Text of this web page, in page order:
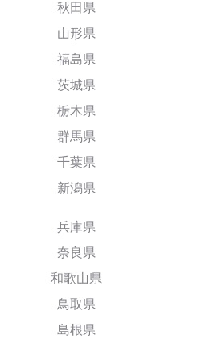
秋田県
山形県
福島県
茨城県
栃木県
群馬県
千葉県
新潟県
兵庫県
奈良県
和歌山県
鳥取県
島根県